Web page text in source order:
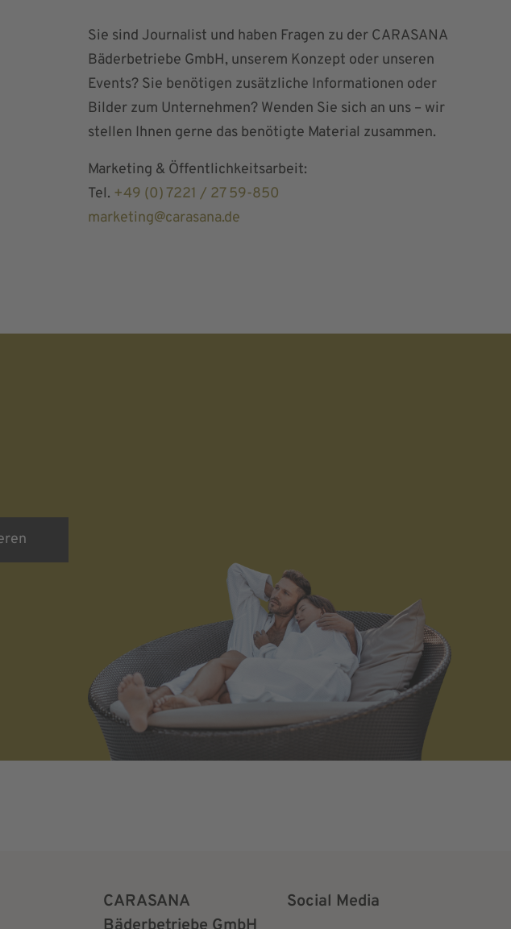
Sie sind Journalist und haben Fragen zu der CARASANA
Bäderbetriebe GmbH, unserem Konzept oder unseren
Events? Sie benötigen zusätzliche Informationen oder
Bilder zum Unternehmen? Wenden Sie sich an uns – wir
stellen Ihnen gerne das benötigte Material zusammen.
Marketing & Öffentlichkeitsarbeit:
Tel. +49 (0) 7221 / 27 59-850
marketing@carasana.de
CARASANA
Social Media